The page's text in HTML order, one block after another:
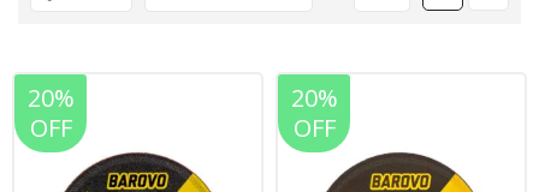
20%
OFF
20%
OFF